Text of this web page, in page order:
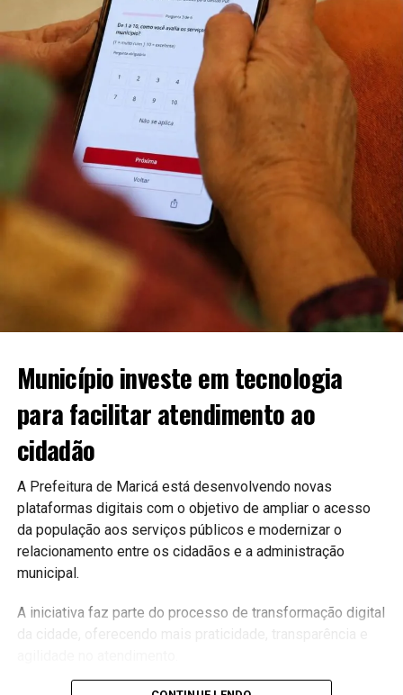
Município investe em tecnologia
para facilitar atendimento ao
cidadão
A Prefeitura de Maricá está desenvolvendo novas
plataformas digitais com o objetivo de ampliar o acesso
da população aos serviços públicos e modernizar o
relacionamento entre os cidadãos e a administração
municipal.
A iniciativa faz parte do processo de transformação digital
da cidade, oferecendo mais praticidade, transparência e